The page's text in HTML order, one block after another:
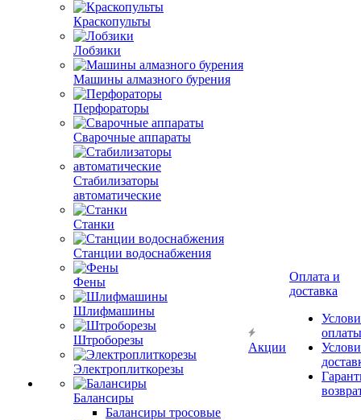
Краскопульты
Лобзики
Машины алмазного бурения
Перфораторы
Сварочные аппараты
Стабилизаторы
автоматические
Станки
Станции водоснабжения
Фены
Шлифмашины
Штроборезы
Электроплиткорезы
Балансиры
Балансиры тросовые
Акции
Оплата и
доставка
оплаты